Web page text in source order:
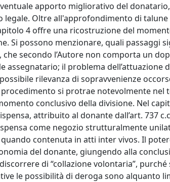
apporto migliorativo del donatario,
Oltre all'approfondimento di talune
4 offre una ricostruzione del
Si possono menzionare, quali passaggi
secondo l’Autore non comporta un
assegnatario; il problema dell’attuazione
rilevanza di sopravvenienze
si protrae notevolmente nel
conclusivo della divisione. Nel
attribuito al donante dall’art. 737
come negozio strutturalmente
contenuta in atti inter vivos. Il
del donante, giungendo alla
di “collazione volontaria”, purché
le possibilità di deroga sono alquanto